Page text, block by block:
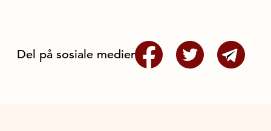
Del på sosiale medier